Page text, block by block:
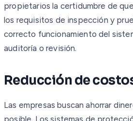
propietarios la certidumbre de
los requisitos de inspección y
correcto funcionamiento del
auditoría o revisión.
Reducción de
Las empresas buscan ahorrar
posible. Los sistemas de